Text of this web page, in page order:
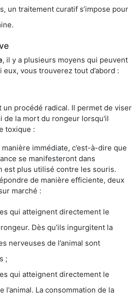
un traitement curatif s’impose pour
, il y a plusieurs moyens qui peuvent
vous trouverez tout d’abord :
un procédé radical. Il permet de viser
de la mort du rongeur lorsqu'il
toxique :
immédiate, c’est-à-dire que
se manifesteront dans
est plus utilisé contre les souris.
de manière efficiente, deux
marché :
qui atteignent directement le
Dès qu’ils ingurgitent la
nerveuses de l’animal sont
;
qui atteignent directement le
l’animal. La consommation de la